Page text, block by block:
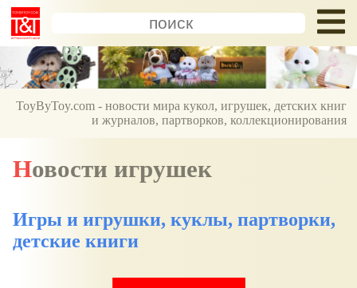
ToyByToy.com - новости мира кукол, игрушек, детских книг
и журналов, партворков, коллекционирования
Новости игрушек
Игры и игрушки, куклы, партворки,
детские книги